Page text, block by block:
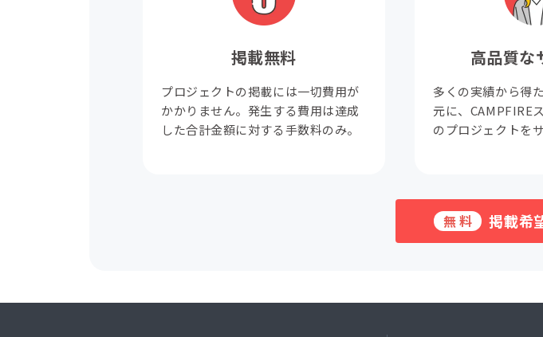
掲載無料
プロジェクトの掲載には一切費用が
かかりません。発生する費用は達成
した合計金額に対する手数料のみ。
高品質な
多くの実績から得
元に、CAMPFIRE
のプロジェクトを
無料 掲載希